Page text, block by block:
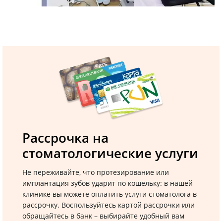
Рассрочка на
стоматологические услуги
Не переживайте, что протезирование или
имплантация зубов ударит по кошельку: в нашей
клинике вы можете оплатить услуги стоматолога в
рассрочку. Воспользуйтесь картой рассрочки или
обращайтесь в банк – выбирайте удобный вам